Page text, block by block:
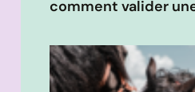
comment valider